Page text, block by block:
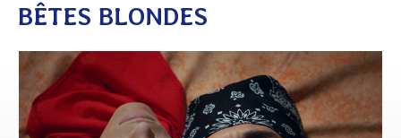
BÊTES BLONDES